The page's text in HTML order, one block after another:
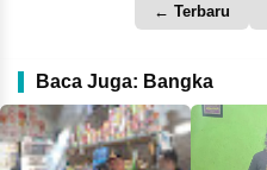
← Terbaru
Baca Juga: Bangka